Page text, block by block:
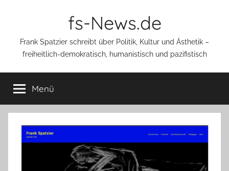
fs-News.de
Frank Spatzier schreibt über Politik, Kultur und Ästhetik –
freiheitlich-demokratisch, humanistisch und pazifistisch
Menü